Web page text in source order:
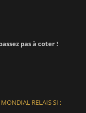
pas à coter !
RELAIS SI :